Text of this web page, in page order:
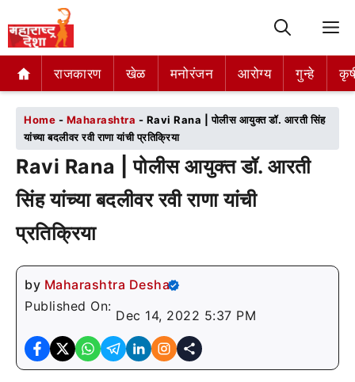
राजकारण खेळ मनोरंजन आरोग्य गुन्हे
राजकारण खेळ मनोरंजन आरोग्य गुन्हे
Home - Maharashtra - Ravi Rana | पोलीस आयुक्त डॉ. आरती सिंह
यांच्या बदलीवर रवी राणा यांची प्रतिक्रिया
Ravi Rana | पोलीस आयुक्त डॉ. आरती
सिंह यांच्या बदलीवर रवी राणा यांची
प्रतिक्रिया
by Maharashtra Desha
Published On:
Dec 14, 2022 5:37 PM